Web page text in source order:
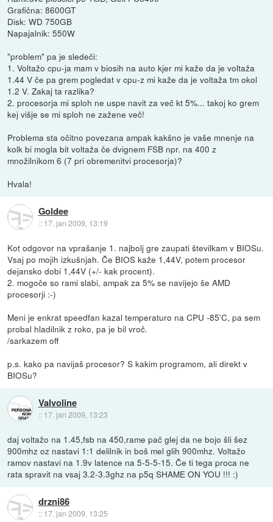
Grafična: 8600GT
Disk: WD 750GB
Napajalnik: 550W
"problem" pa je sledeči:
1. Voltažo cpu-ja mam v biosih na auto kjer mi kaže da je voltaža
1.44 V če pa grem pogledat v cpu-z mi kaže da je voltaža tm okol
1.2 V. Zakaj ta razlika?
2. procesorja mi sploh ne uspe navit za več kt 5%... takoj ko grem
kej višje se mi sploh ne zažene več!
Problema sta očitno povezana ampak kakšno je vaše mnenje na
kolk bi mogla bit voltaža če dvignem FSB npr. na 400 z
množilnikom 6 (7 pri obremenitvi procesorja)?
Hvala!
Goldee
:: 17. jan 2009, 13:19
Kot odgovor na vprašanje 1. najbolj gre zaupati številkam v BIOSu.
Vsaj po mojih izkušnjah. Če BIOS kaže 1,44V, potem procesor
dejansko dobi 1,44V (+/- kak procent).
2. mogoče so rami slabi, ampak za 5% se navijejo še AMD
procesorji :-)
Meni je enkrat speedfan kazal temperaturo na CPU -85'C, pa sem
probal hladilnik z roko, pa je bil vroč.
/sarkazem off
p.s. kako pa navijaš procesor? S kakim programom, ali direkt v
BIOSu?
Valvoline
:: 17. jan 2009, 13:23
daj voltažo na 1.45,fsb na 450,rame pač glej da ne bojo šli šez
900mhz oz nastavi 1:1 delilnik in boš mel glih 900mhz. Voltažo
ramov nastavi na 1.9v latence na 5-5-5-15. Če ti tega proca ne
rata spravit na vsaj 3.2-3.3ghz na p5q SHAME ON YOU !!! :)
drzni86
:: 17. jan 2009, 13:25